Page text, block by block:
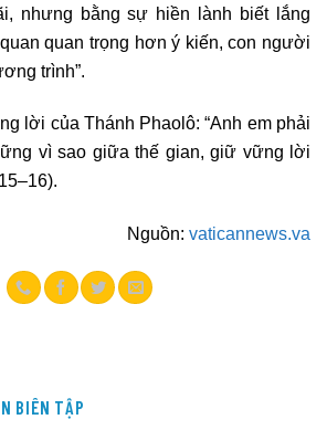
nhưng bằng sự hiền lành biết lắng
quan trọng hơn ý kiến, con người
trình”.
lời của Thánh Phaolô: “Anh em phải
vì sao giữa thế gian, giữ vững lời
Nguồn: vaticannews.va
BIÊN TẬP